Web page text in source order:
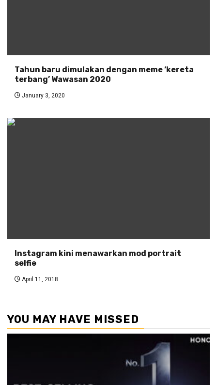
Tahun baru dimulakan dengan meme ‘kereta
terbang’ Wawasan 2020
January 3, 2020
Instagram kini menawarkan mod portrait
selfie
April 11, 2018
YOU MAY HAVE MISSED